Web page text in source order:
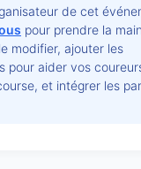
de cet
pour prendre la
modifier, ajouter les
pour aider vos
et intégrer les